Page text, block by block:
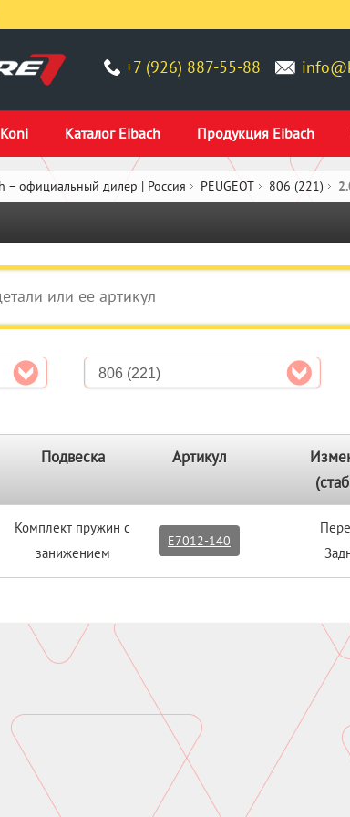
+7 (926) 887-55-88
Каталог Eibach Продукция Eibach
– официальный дилер | Россия PEUGEOT 806 (221)
806 (221)
Подвеска Артикул
Комплект пружин с
занижением
E7012-140